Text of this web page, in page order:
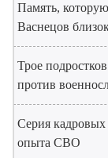
Память,
Васнецов
Трое
против
Серия
опыта СВО